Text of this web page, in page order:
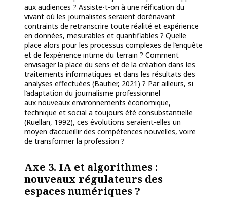
aux audiences ? Assiste-t-on à une réification du
vivant où les journalistes seraient dorénavant
contraints de retranscrire toute réalité et expérience
en données, mesurables et quantifiables ? Quelle
place alors pour les processus complexes de l’enquête
et de l’expérience intime du terrain ? Comment
envisager la place du sens et de la création dans les
traitements informatiques et dans les résultats des
analyses effectuées (Bautier, 2021) ? Par ailleurs, si
l’adaptation du journalisme professionnel
aux nouveaux environnements économique,
technique et social a toujours été consubstantielle
(Ruellan, 1992), ces évolutions seraient-elles un
moyen d’accueillir des compétences nouvelles, voire
de transformer la profession ?
Axe 3. IA et algorithmes :
nouveaux régulateurs des
espaces numériques ?